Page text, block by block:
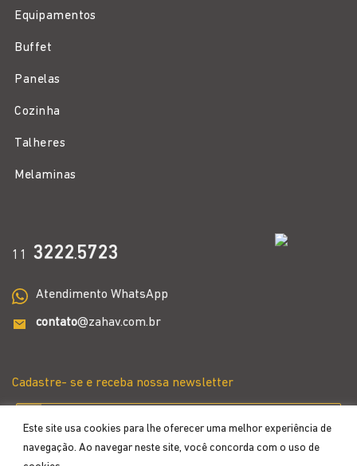
Este site usa cookies para lhe oferecer uma melhor experiência de
navegação. Ao navegar neste site, você concorda com o uso de
Equipamentos
Buffet
Panelas
Cozinha
Talheres
Melaminas
11 3222.5723
Atendimento WhatsApp
contato@zahav.com.br
Cadastre- se e receba nossa newsletter